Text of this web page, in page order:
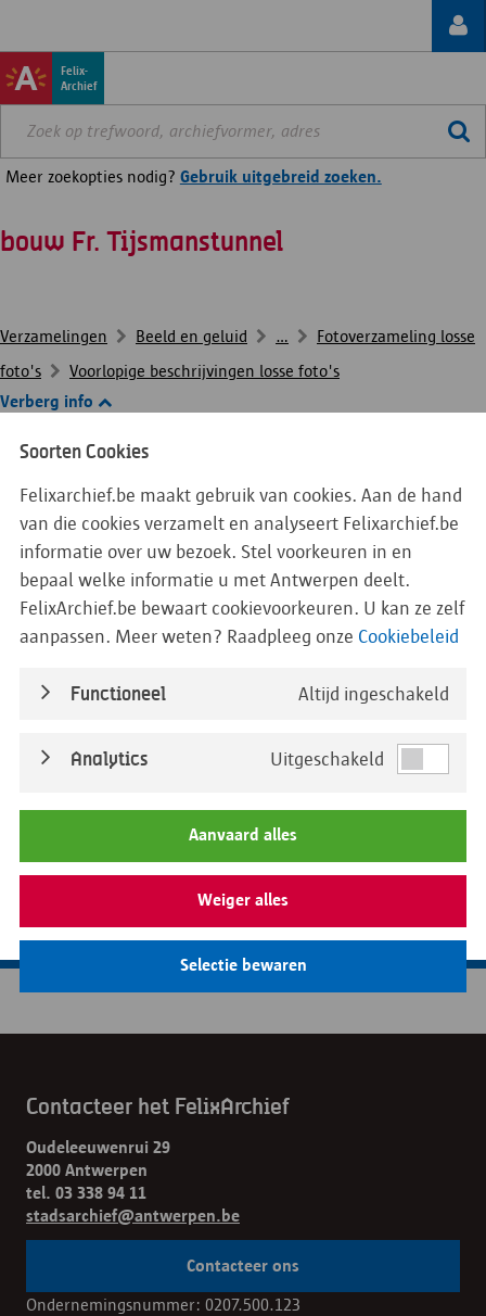
Felix-
Archief
Meer zoekopties nodig? Gebruik uitgebreid zoeken.
bouw Fr. Tijsmanstunnel
Verzamelingen Beeld en geluid ...
Fotoverzameling losse
foto's
Voorlopige beschrijvingen losse foto's
Verberg info
Omvang foto
Titel bouw Fr. Tijsmanstunnel
01/01/1965
Einddatum
Digitaal na aanmelden
Contacteer het FelixArchief
Oudeleeuwenrui 29
2000 Antwerpen
tel. 03 338 94 11
stadsarchief@antwerpen.be
Contacteer ons
Ondernemingsnummer: 0207.500.123
Soorten Cookies
Felixarchief.be maakt gebruik van cookies. Aan de hand
van die cookies verzamelt en analyseert Felixarchief.be
informatie over uw bezoek. Stel voorkeuren in en
bepaal welke informatie u met Antwerpen deelt.
FelixArchief.be bewaart cookievoorkeuren. U kan ze zelf
aanpassen. Meer weten? Raadpleeg onze Cookiebeleid
Functioneel Altijd ingeschakeld
Analytics Uitgeschakeld
Aanvaard alles
Weiger alles
Selectie bewaren